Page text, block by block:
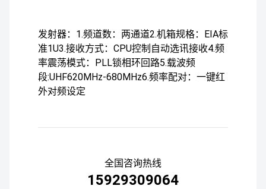
发射器：1.频道数：两通道2.机箱规格：EIA标
准1U3.接收方式：CPU控制自动选讯接收4.频
率震荡模式：PLL锁相环回路5.载波频
段:UHF620MHz-680MHz6.频率配对：一键红
外对频设定
全国咨询热线
15929309064